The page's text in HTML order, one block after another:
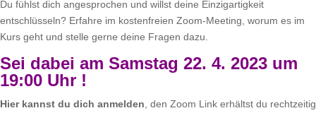
Du fühlst dich angesprochen und willst deine Einzigartigkeit
entschlüsseln? Erfahre im kostenfreien Zoom-Meeting, worum es im
Kurs geht und stelle gerne deine Fragen dazu.
Sei dabei am Samstag 22. 4. 2023 um
19:00 Uhr !
Hier kannst du dich anmelden , den Zoom Link erhältst du rechtzeitig